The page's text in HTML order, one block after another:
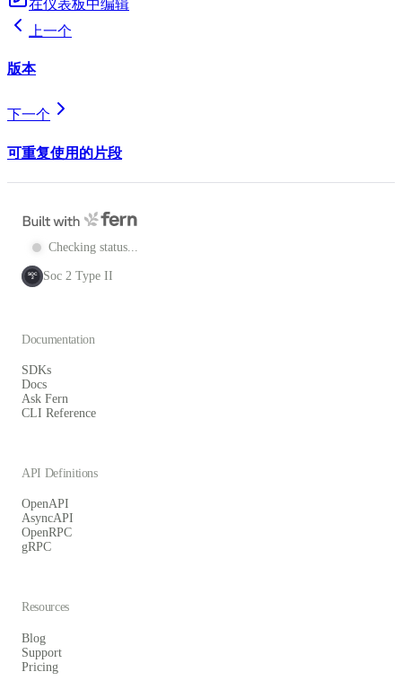
在仪表板中编辑
上一个
版本
下一个
可重复使用的片段
Checking status...
SOC
2 Soc 2 Type II
Documentation
SDKs
Docs
Ask Fern
CLI Reference
API Definitions
OpenAPI
AsyncAPI
OpenRPC
gRPC
Resources
Blog
Support
Pricing